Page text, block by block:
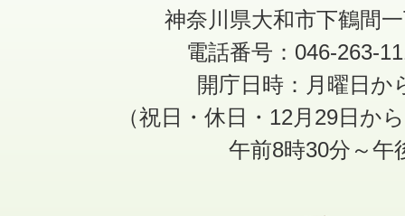
神奈川県大和市下鶴間
電話番号：046-263-
開庁日時：月曜日か
（祝日・休日・12月29日か
午前8時30分～午